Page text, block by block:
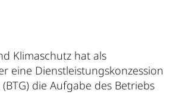
Klimaschutz hat als
eine Dienstleistungskonzession
die Aufgabe des Betriebs